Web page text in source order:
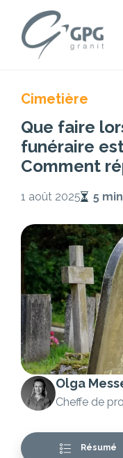
Cimetière
Que faire
funéraire
Comment
1 août 2025 5 min
Olga
Cheffe de
Résumé